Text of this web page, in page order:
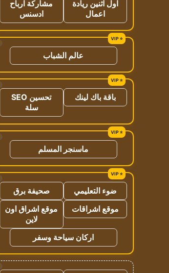
اول اثنين ريادة
اعمال
مشاركة ارباح
ادسنس
عالم الشباب
باقة باك لينك
تحسين SEO
سلة
ماسنجر المسلم
ضوء التعليمي
صحيفة برق
موقع اشراقات
موقع اشراق اون
لاين
اركان سياحة وسفر